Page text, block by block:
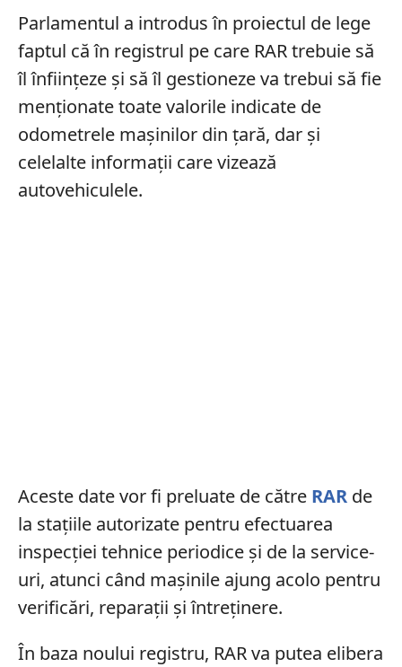
Parlamentul a introdus în proiectul de lege
faptul că în registrul pe care RAR trebuie să
îl înființeze și să îl gestioneze va trebui să fie
menționate toate valorile indicate de
odometrele mașinilor din țară, dar și
celelalte informații care vizează
autovehiculele.
Aceste date vor fi preluate de către RARde
la stațiile autorizate pentru efectuarea
inspecției tehnice periodice și de la service-
uri, atunci când mașinile ajung acolo pentru
verificări, reparații și întreținere.
În baza noului registru, RAR va putea elibera